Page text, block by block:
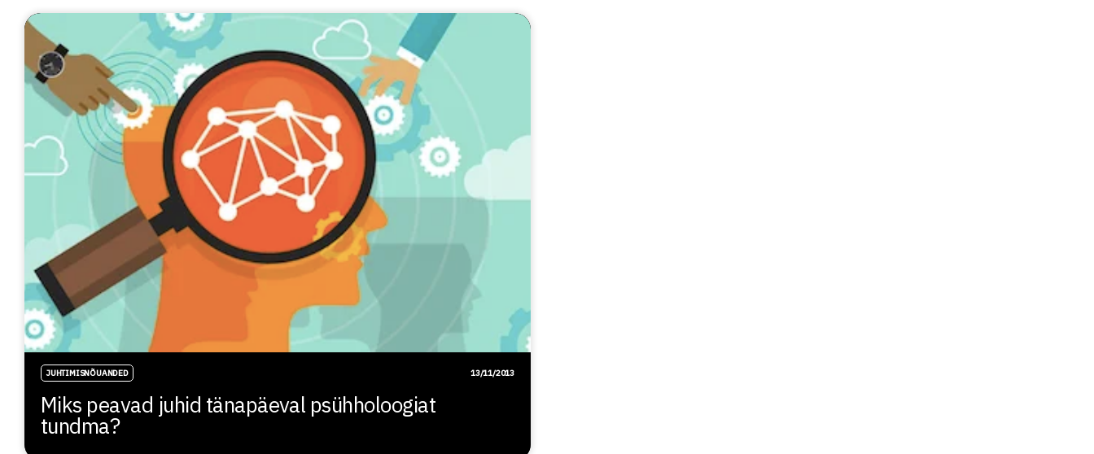
JUHTIMISNÕUANDED 13/11/2013
Miks peavad juhid tänapäeval psühholoogiat
tundma?